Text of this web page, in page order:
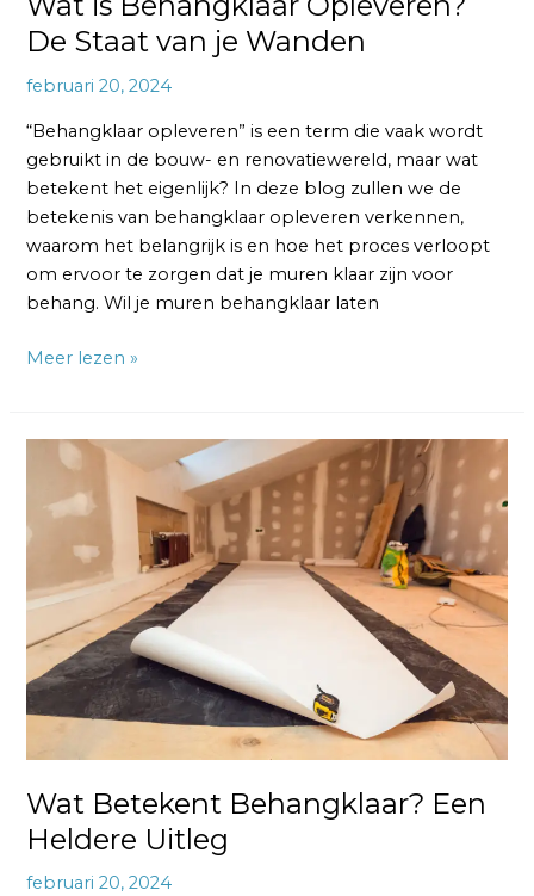
De Staat van je Wanden
februari 20, 2024
“Behangklaar opleveren” is een term die vaak wordt
gebruikt in de bouw- en renovatiewereld, maar wat
betekent het eigenlijk? In deze blog zullen we de
betekenis van behangklaar opleveren verkennen,
waarom het belangrijk is en hoe het proces verloopt
om ervoor te zorgen dat je muren klaar zijn voor
behang. Wil je muren behangklaar laten
Meer lezen »
Wat Betekent Behangklaar? Een
Heldere Uitleg
februari 20, 2024
Behangklaar?
Een
Heldere
Uitleg